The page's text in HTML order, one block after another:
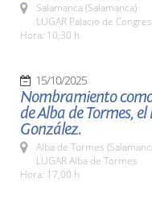
Salamanca (Salamanca)
LUGAR Palacio de
Hora: 10,30 h
15/10/2025
Nombramiento
de Alba de Tormes, el
González.
Alba de Tormes
LUGAR Alba de Tormes
Hora: 17,00 h